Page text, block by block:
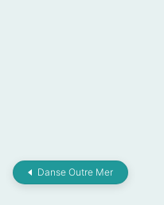
Danse Outre Mer